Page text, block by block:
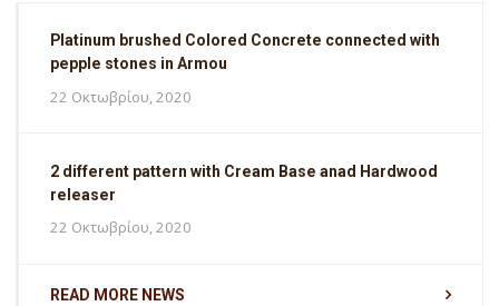
Platinum brushed Colored Concrete connected with
pepple stones in Armou
22 Οκτωβρίου, 2020
2 different pattern with Cream Base anad Hardwood
releaser
22 Οκτωβρίου, 2020
READ MORE NEWS